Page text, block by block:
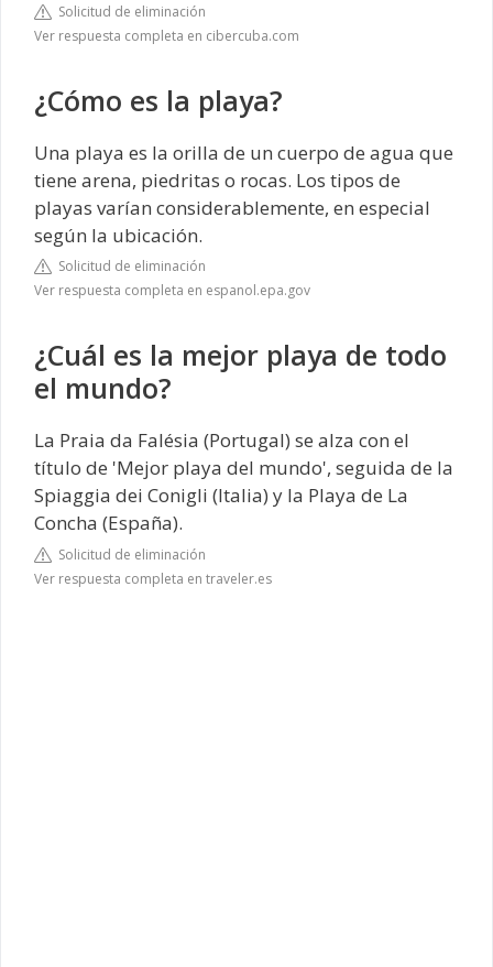
Solicitud de eliminación
Ver respuesta completa en cibercuba.com
¿Cómo es la playa?
Una playa es la orilla de un cuerpo de agua que
tiene arena, piedritas o rocas. Los tipos de
playas varían considerablemente, en especial
según la ubicación.
Solicitud de eliminación
Ver respuesta completa en espanol.epa.gov
¿Cuál es la mejor playa de todo
el mundo?
La Praia da Falésia (Portugal) se alza con el
título de 'Mejor playa del mundo', seguida de la
Spiaggia dei Conigli (Italia) y la Playa de La
Concha (España).
Solicitud de eliminación
Ver respuesta completa en traveler.es